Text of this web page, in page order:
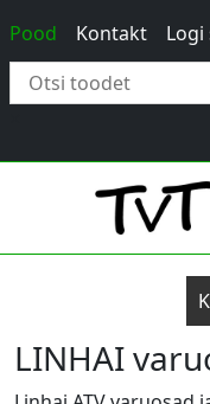
Pood Kontakt Logi
LINHAI